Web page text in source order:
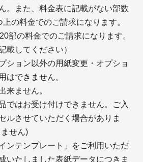
。また、料金表に記載がない部数
の料金でのご請求になります。
部の料金でのご請求になります。
載してください）
ション以外の用紙変更・オプショ
はできません。
来ません。
ではお受け付けできません。ご入
ルさせていただく場合がありま
せん)
ンテンプレート」をご利用いただ
いたしました表紙データにつきま